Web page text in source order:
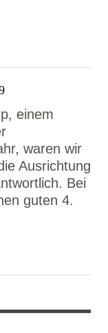
einem
waren wir
Ausrichtung
Bei
guten 4.